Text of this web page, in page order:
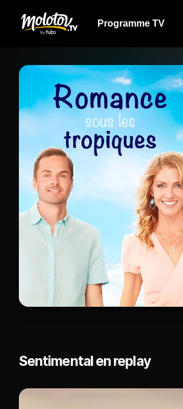
Programme TV
Sentimental en replay